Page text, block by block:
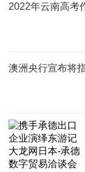
2022年云南高考
澳洲央行宣布将